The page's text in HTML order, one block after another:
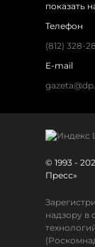
показать
Телефон
(812) 328-
E-mail
© 1993 -
Пресс»
надзору в